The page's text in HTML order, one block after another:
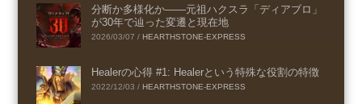
分断か多様化か――元祖ハクスラ「ディアブロ」
が30年で辿った変遷と現在地
2026/03/07 / HEARTHSTONE-EXPRESS
Healerの心得 #1: Healerという特殊な役割の特徴
2022/12/03 / HEARTHSTONE-EXPRESS